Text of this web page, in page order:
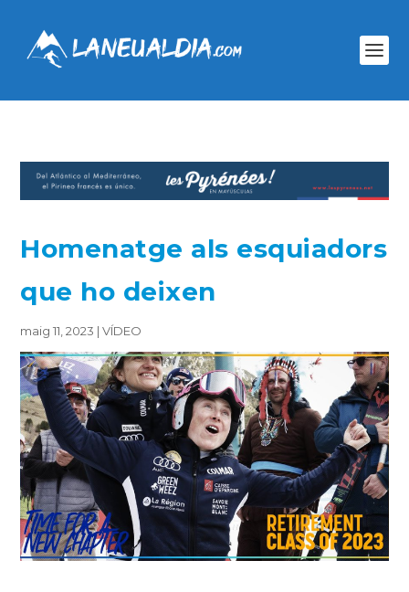
Homenatge als esquiadors
que ho deixen
maig 11, 2023 |VÍDEO